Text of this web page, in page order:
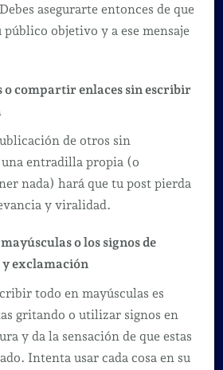
asegurarte entonces de que
público objetivo y a ese mensaje
o compartir enlaces sin escribir
de otros sin
entradilla propia (o
nada) hará que tu post pierda
y viralidad.
o los signos de
exclamación
todo en mayúsculas es
gritando o utilizar signos en
y da la sensación de que estas
Intenta usar cada cosa en su